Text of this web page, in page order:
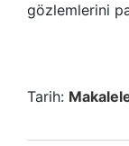
gözlemlerini
Tarih: